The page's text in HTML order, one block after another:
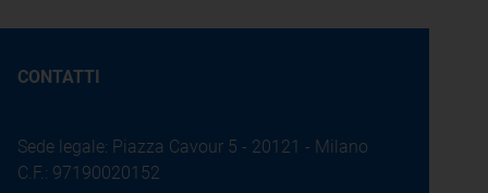
CONTATTI
Sede legale: Piazza Cavour 5 - 20121 - Milano
C.F.: 97190020152